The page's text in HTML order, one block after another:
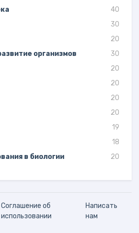
40
30
20
организмов
30
20
20
20
20
19
18
в биологии
20
Соглашение об
использовании
Написать
нам